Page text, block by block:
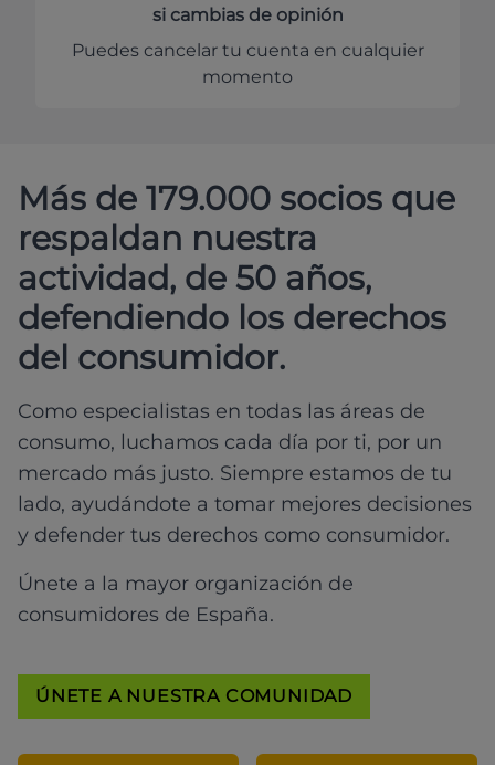
si cambias de opinión
Puedes cancelar tu cuenta en cualquier
momento
Más de 179.000 socios que
respaldan nuestra
actividad, de 50 años,
defendiendo los derechos
del consumidor.
Como especialistas en todas las áreas de
consumo, luchamos cada día por ti, por un
mercado más justo. Siempre estamos de tu
lado, ayudándote a tomar mejores decisiones
y defender tus derechos como consumidor.
Únete a la mayor organización de
consumidores de España.
ÚNETE A NUESTRA COMUNIDAD